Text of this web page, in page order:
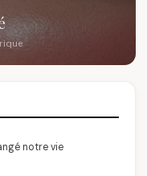
notre vie